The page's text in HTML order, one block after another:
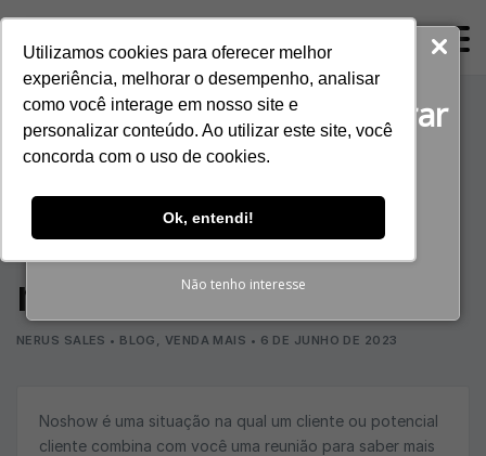
Baixe agora gratuitamente!
O guia completo para gerar
Reuniões Qualificadas
BAIXAR E-BOOK
Não tenho interesse
Utilizamos cookies para oferecer melhor
experiência, melhorar o desempenho, analisar
como você interage em nosso site e
personalizar conteúdo. Ao utilizar este site, você
concorda com o uso de cookies.
Ok, entendi!
ProspectaNerus
Noshow: como
reduzir a taxa de
ausência de clientes
nas reuniões
NERUS SALES • BLOG , VENDA MAIS • 6 DE JUNHO DE 2023
Noshow é uma situação na qual um cliente ou potencial
cliente combina com você uma reunião para saber mais